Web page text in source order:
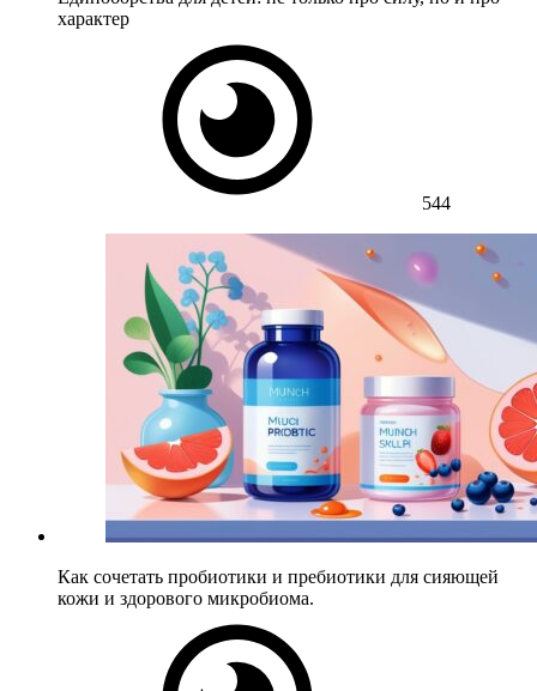
характер
544
Как сочетать пробиотики и пребиотики для сияющей
кожи и здорового микробиома.